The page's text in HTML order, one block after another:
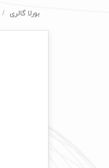
آرایش چشم و مژه
بورلا گالری